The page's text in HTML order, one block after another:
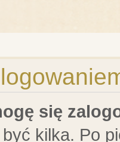
się
kilka. Po